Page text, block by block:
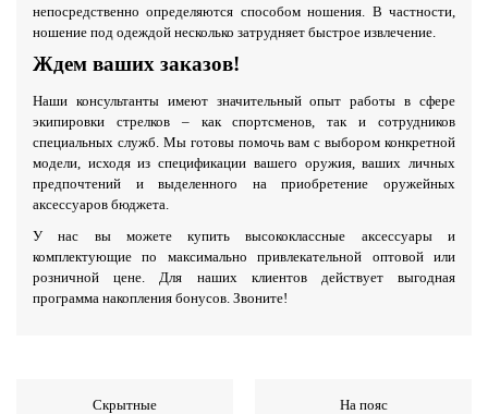
непосредственно определяются способом ношения. В частности,
ношение под одеждой несколько затрудняет быстрое извлечение.
Ждем ваших заказов!
Наши консультанты имеют значительный опыт работы в сфере
экипировки стрелков – как спортсменов, так и сотрудников
специальных служб. Мы готовы помочь вам с выбором конкретной
модели, исходя из спецификации вашего оружия, ваших личных
предпочтений и выделенного на приобретение оружейных
аксессуаров бюджета.
У нас вы можете купить высококлассные аксессуары и
комплектующие по максимально привлекательной оптовой или
розничной цене. Для наших клиентов действует выгодная
программа накопления бонусов. Звоните!
Скрытные На пояс